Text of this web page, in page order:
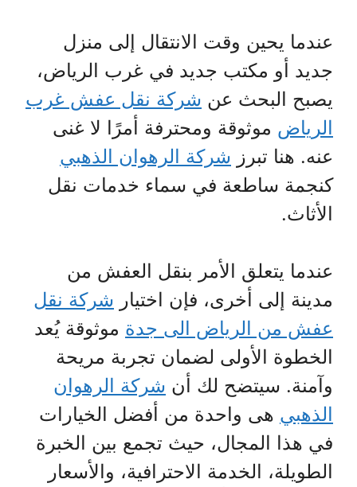
عندما يحين وقت الانتقال إلى منزل
جديد أو مكتب جديد في غرب الرياض،
يصبح البحث عن شركة نقل عفش غرب
الرياض موثوقة ومحترفة أمرًا لا غنى
عنه. هنا تبرز شركة الرهوان الذهبي
كنجمة ساطعة في سماء خدمات نقل
الأثاث.
عندما يتعلق الأمر بنقل العفش من
مدينة إلى أخرى، فإن اختيار شركة نقل
عفش من الرياض الى جدة موثوقة يُعد
الخطوة الأولى لضمان تجربة مريحة
وآمنة. سيتضح لك أن شركة الرهوان
الذهبي هى واحدة من أفضل الخيارات
في هذا المجال، حيث تجمع بين الخبرة
الطويلة، الخدمة الاحترافية، والأسعار